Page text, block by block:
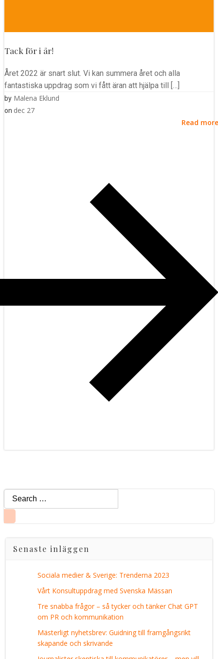
Tack för i år!
Året 2022 är snart slut. Vi kan summera året och alla
fantastiska uppdrag som vi fått äran att hjälpa till […]
by Malena Eklund
on dec 27
Read more
Search
for:
Senaste inläggen
Sociala medier & Sverige: Trenderna 2023
Vårt Konsultuppdrag med Svenska Mässan
Tre snabba frågor – så tycker och tänker Chat GPT
om PR och kommunikation
Mästerligt nyhetsbrev: Guidning till framgångsrikt
skapande och skrivande